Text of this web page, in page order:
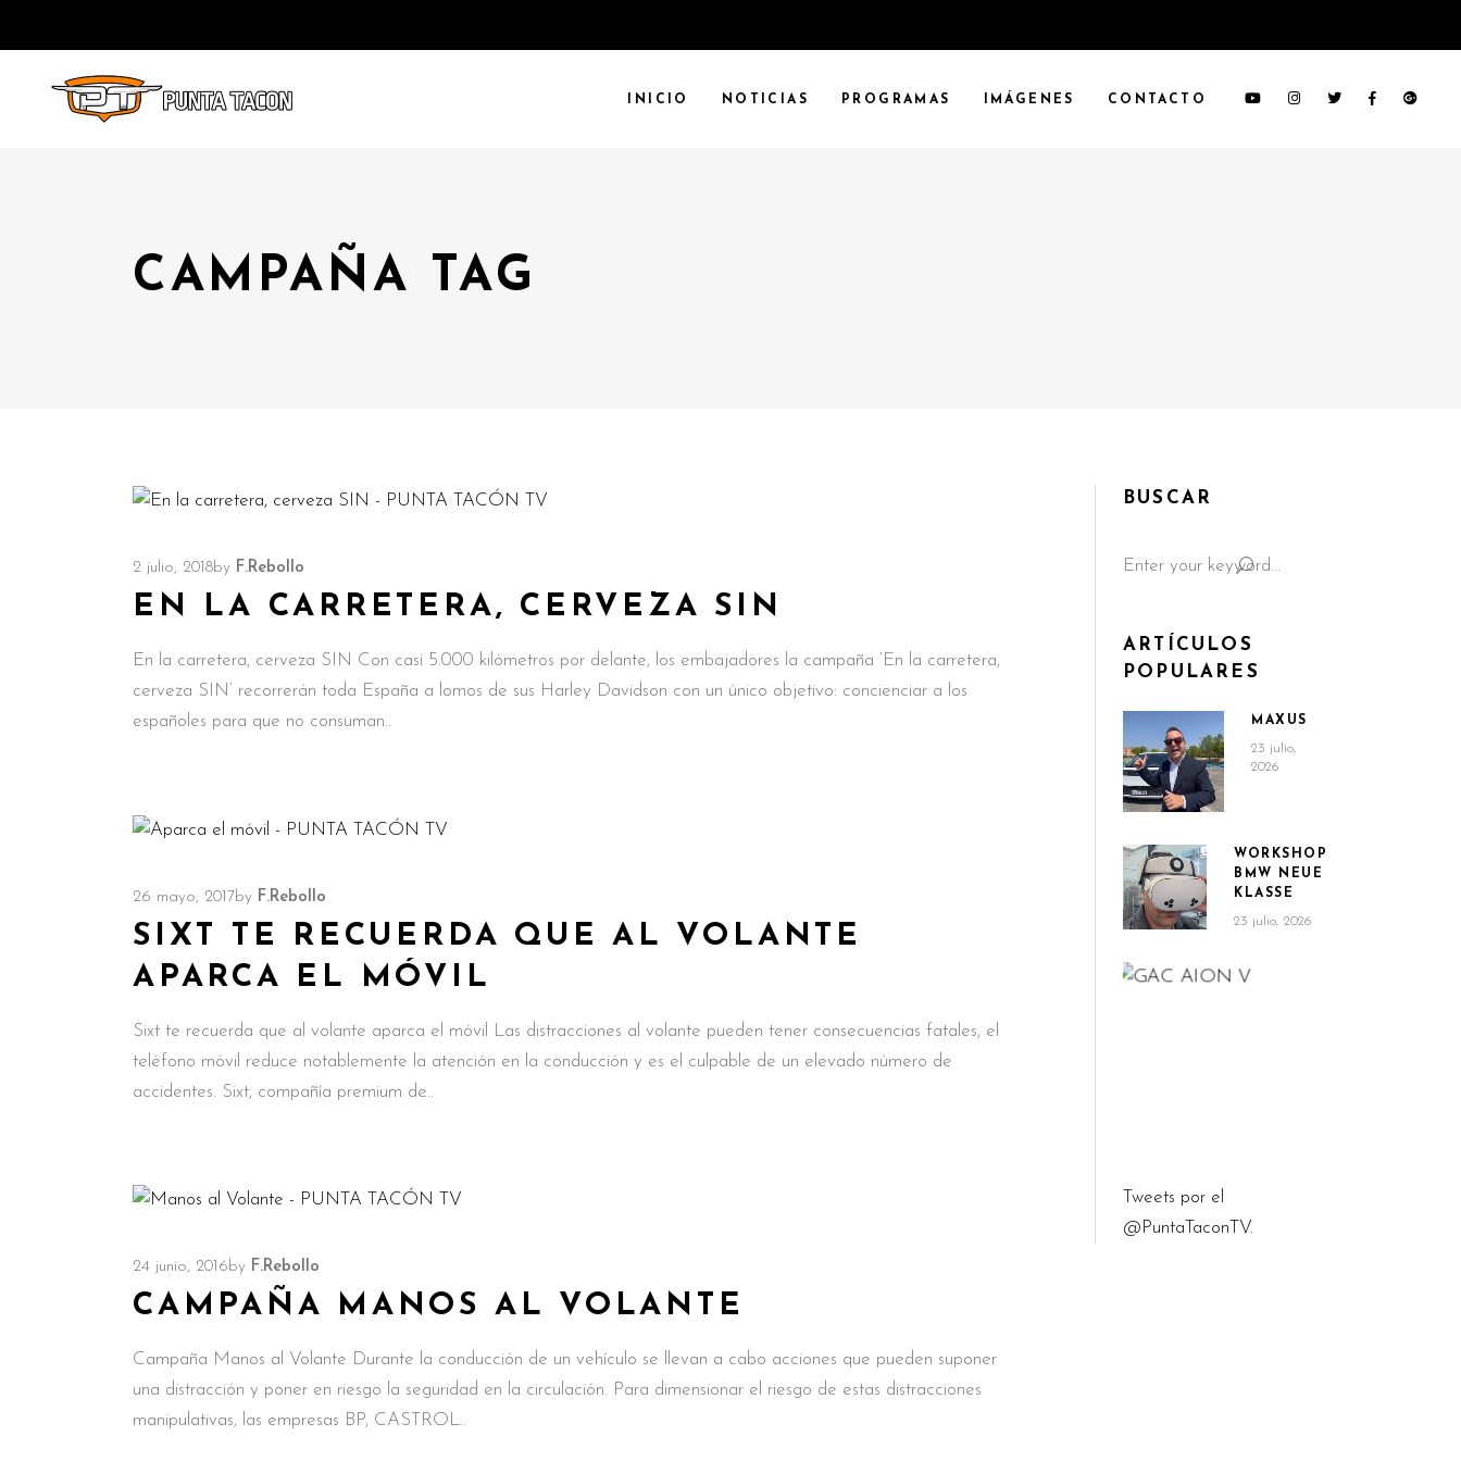
INICIO NOTICIAS PROGRAMAS IMÁGENES CONTACTO
CAMPAÑA TAG
2 julio, 2018by F.Rebollo
EN LA CARRETERA, CERVEZA SIN
En la carretera, cerveza SIN Con casi 5.000 kilómetros por delante, los embajadores la campaña ‘En la carretera,
cerveza SIN’ recorrerán toda España a lomos de sus Harley Davidson con un único objetivo: concienciar a los
españoles para que no consuman
26 mayo, 2017by F.Rebollo
SIXT TE RECUERDA QUE AL VOLANTE
APARCA EL MÓVIL
Sixt te recuerda que al volante aparca el móvil Las distracciones al volante pueden tener consecuencias fatales, el
teléfono móvil reduce notablemente la atención en la conducción y es el culpable de un elevado número de
accidentes. Sixt, compañía premium de
24 junio, 2016by F.Rebollo
CAMPAÑA MANOS AL VOLANTE
Campaña Manos al Volante Durante la conducción de un vehículo se llevan a cabo acciones que pueden suponer
una distracción y poner en riesgo la seguridad en la circulación. Para dimensionar el riesgo de estas distracciones
manipulativas, las empresas BP, CASTROL
BUSCAR
for:
ARTÍCULOS
POPULARES
MAXUS
23 julio,
2026
WORKSHOP
BMW NEUE
KLASSE
23 julio, 2026
Tweets por el
@PuntaTaconTV.